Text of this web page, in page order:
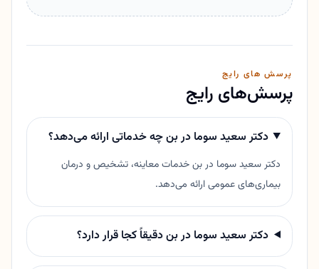
پرسش های رایج
پرسش‌های رایج
دکتر سعید سوما در بن چه خدماتی ارائه می‌دهد؟
دکتر سعید سوما در بن خدمات معاینه، تشخیص و درمان
بیماری‌های عمومی ارائه می‌دهد.
دکتر سعید سوما در بن دقیقاً کجا قرار دارد؟